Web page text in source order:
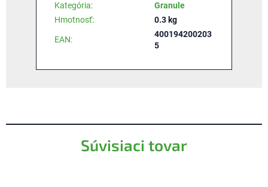
Súvisiaci tovar
Kategória:
Granule
Hmotnosť: 0.3 kg
EAN:
400194200203
5